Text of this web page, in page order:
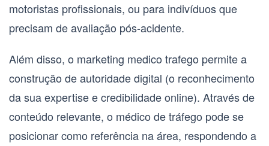
motoristas profissionais, ou para indivíduos que
precisam de avaliação pós-acidente.
Além disso, o marketing medico trafego permite a
construção deautoridade digital (o reconhecimento
da sua expertise e credibilidade online). Através de
conteúdo relevante, o médico de tráfego pode se
posicionar como referência na área, respondendo a